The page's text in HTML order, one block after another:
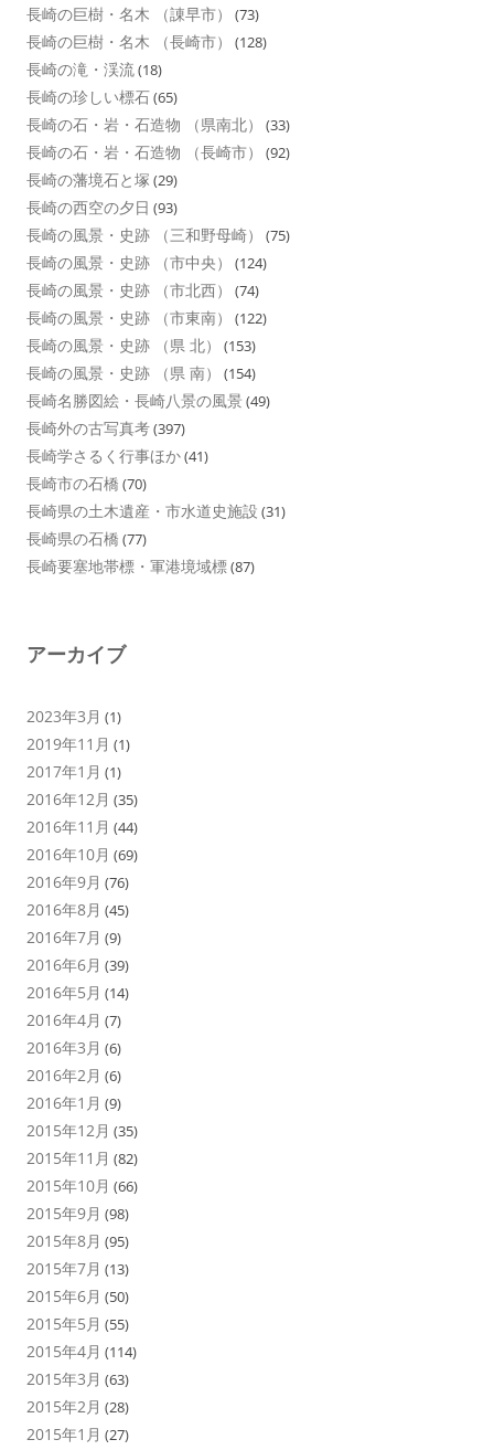
長崎の巨樹・名木 （諌早市） (73)
長崎の巨樹・名木 （長崎市） (128)
長崎の滝・渓流(18)
長崎の珍しい標石(65)
長崎の石・岩・石造物 （県南北） (33)
長崎の石・岩・石造物 （長崎市） (92)
長崎の藩境石と塚 (29)
長崎の西空の夕日 (93)
長崎の風景・史跡 （三和野母崎） (75)
長崎の風景・史跡 （市中央） (124)
長崎の風景・史跡 （市北西） (74)
長崎の風景・史跡 （市東南） (122)
長崎の風景・史跡 （県 北） (153)
長崎の風景・史跡 （県 南） (154)
長崎名勝図絵・長崎八景の風景 (49)
長崎外の古写真考(397)
長崎学さるく行事ほか(41)
長崎市の石橋 (70)
長崎県の土木遺産・市水道史施設 (31)
長崎県の石橋 (77)
長崎要塞地帯標・軍港境域標(87)
アーカイブ
2023年3月 (1)
2019年11月 (1)
2017年1月 (1)
2016年12月 (35)
2016年11月 (44)
2016年10月 (69)
2016年9月 (76)
2016年8月 (45)
2016年7月 (9)
2016年6月 (39)
2016年5月 (14)
2016年4月 (7)
2016年3月 (6)
2016年2月 (6)
2016年1月 (9)
2015年12月 (35)
2015年11月 (82)
2015年10月 (66)
2015年9月 (98)
2015年8月 (95)
2015年7月 (13)
2015年6月 (50)
2015年5月 (55)
2015年4月 (114)
2015年3月 (63)
2015年2月 (28)
2015年1月 (27)